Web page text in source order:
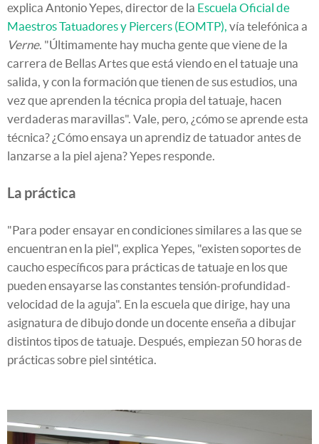
explica Antonio Yepes, director de la Escuela Oficial de
Maestros Tatuadores y Piercers (EOMTP), vía telefónica a
Verne. "Últimamente hay mucha gente que viene de la
carrera de Bellas Artes que está viendo en el tatuaje una
salida, y con la formación que tienen de sus estudios, una
vez que aprenden la técnica propia del tatuaje, hacen
verdaderas maravillas". Vale, pero, ¿cómo se aprende esta
técnica? ¿Cómo ensaya un aprendiz de tatuador antes de
lanzarse a la piel ajena? Yepes responde.
La práctica
"Para poder ensayar en condiciones similares a las que se
encuentran en la piel", explica Yepes, "existen soportes de
caucho específicos para prácticas de tatuaje en los que
pueden ensayarse las constantes tensión-profundidad-
velocidad de la aguja". En la escuela que dirige, hay una
asignatura de dibujo donde un docente enseña a dibujar
distintos tipos de tatuaje. Después, empiezan 50 horas de
prácticas sobre piel sintética.